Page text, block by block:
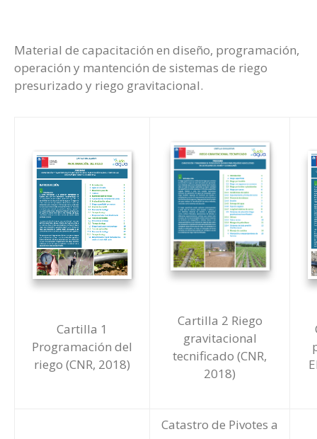
Material de capacitación en diseño, programación,
operación y mantención de sistemas de riego
presurizado y riego gravitacional.
Cartilla 1
Programación del
riego (CNR, 2018)
Cartilla 2 Riego
gravitacional
tecnificado (CNR,
2018)
Catastro de Pivotes a